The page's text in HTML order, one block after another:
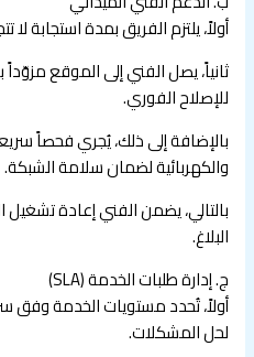
أولاً، يلتزم الفريق بمدة استجابة
ثانياً، يصل الفني إلى الموقع
للإصلاح الفوري.
بالإضافة إلى ذلك، يُجري فحصاً
والكهربائية لضمان سلامة الشبكة.
بالتالي، يضمن الفني إعادة
البلاغ.
ج. إدارة طلبات الخدمة (SLA)
أولاً، تُحدد مستويات الخدمة وفق
لحل المشكلات.